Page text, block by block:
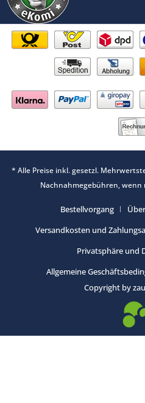
* Alle Preise inkl. gesetzl.
Nachnahmegebühren, wenn
Bestellvorgang
Versandkosten und
Privatsphäre und
Allgemeine
Copyright by